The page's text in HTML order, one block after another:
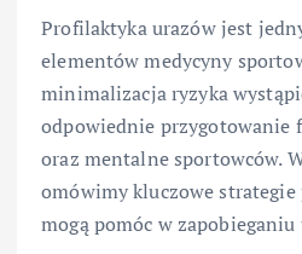
Profilaktyka urazów jest
elementów medycyny
minimalizacja ryzyka
odpowiednie przygotowanie
oraz mentalne sportowców.
omówimy kluczowe
mogą pomóc w zapobieganiu